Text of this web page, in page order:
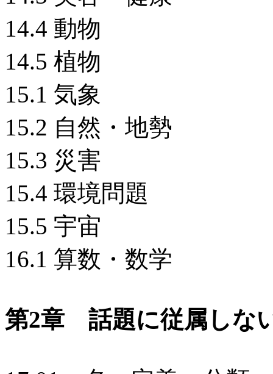
14.4 動物
14.5 植物
15.1 気象
15.2 自然・地勢
15.3 災害
15.4 環境問題
15.5 宇宙
16.1 算数・数学
第2章 話題に従属